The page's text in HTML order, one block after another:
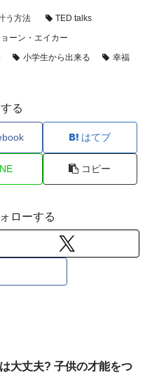
う方法
TED talks
ーン・エイカー
小学生から出来る
幸福
る
はてブ
コピー
ローする
大丈夫? 子供の才能をつ